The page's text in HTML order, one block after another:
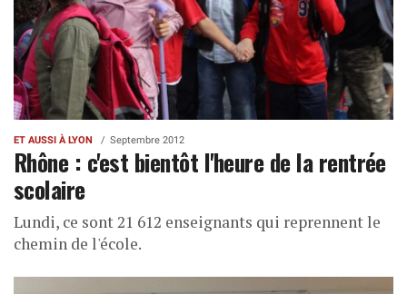
ET AUSSI À LYON Septembre 2012
Rhône : c'est bientôt l'heure de la rentrée
scolaire
Lundi, ce sont 21 612 enseignants qui reprennent le
chemin de l'école.